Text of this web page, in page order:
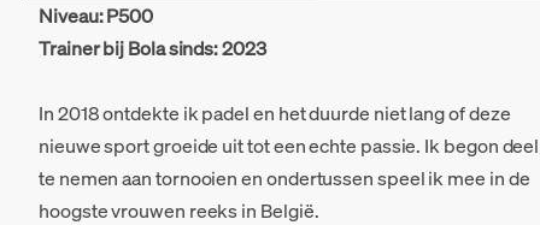
Niveau: P500
Trainer bij Bola sinds: 2023
In 2018 ontdekte ik padel en het duurde niet lang of deze
nieuwe sport groeide uit tot een echte passie. Ik begon deel
te nemen aan tornooien en ondertussen speel ik mee in de
hoogste vrouwen reeks in België.